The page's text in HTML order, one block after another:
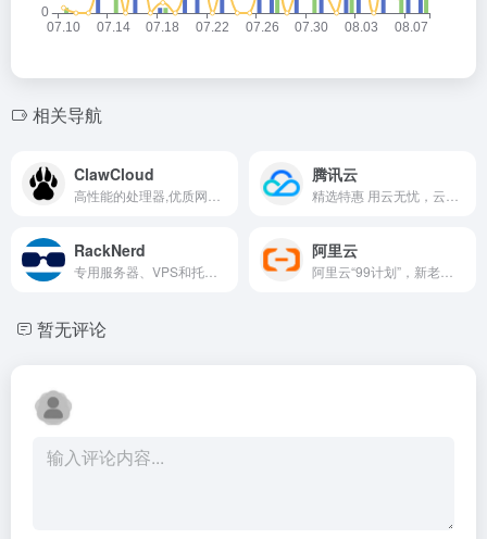
相关导航
ClawCloud 腾讯云
RackNerd 阿里云
暂无评论